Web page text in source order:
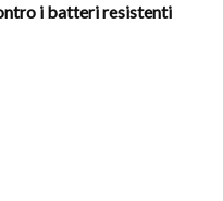
i batteri resistenti